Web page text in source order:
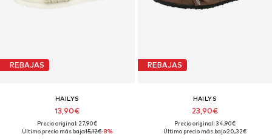
REBAJAS
HAILYS
13,90€
Precio original: 27,90€
Último precio más bajo:15,12€-8%
REBAJAS
HAILYS
23,90€
Precio original: 34,90€
Último precio más bajo:20,32€